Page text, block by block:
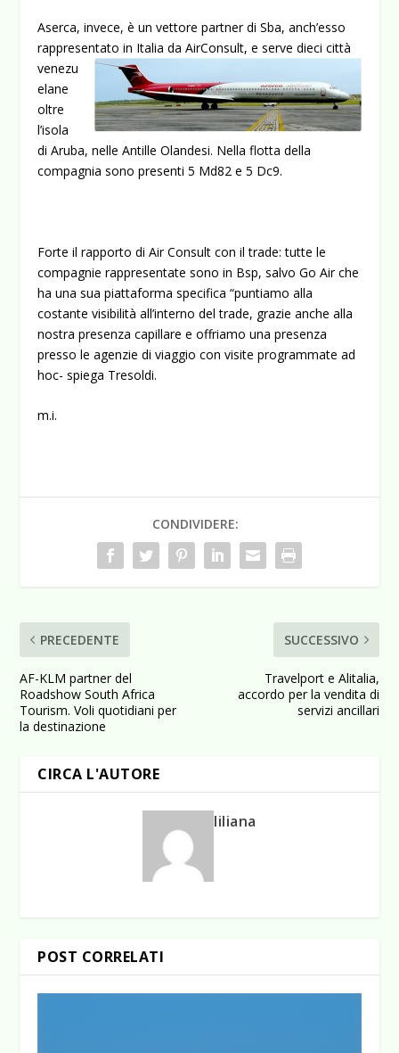
Aserca, invece, è un vettore partner di Sba, anch’esso
rappresentato in Italia da AirConsult, e serve dieci città
venezu
elane
oltre
l’isola
di Aruba, nelle Antille Olandesi. Nella flotta della
compagnia sono presenti 5 Md82 e 5 Dc9.
Forte il rapporto di Air Consult con il trade: tutte le
compagnie rappresentate sono in Bsp, salvo Go Air che
ha una sua piattaforma specifica “puntiamo alla
costante visibilità all’interno del trade, grazie anche alla
nostra presenza capillare e offriamo una presenza
presso le agenzie di viaggio con visite programmate ad
hoc- spiega Tresoldi.
m.i.
CONDIVIDERE:
PRECEDENTE
AF-KLM partner del
Roadshow South Africa
Tourism. Voli quotidiani per
la destinazione
SUCCESSIVO
Travelport e Alitalia,
accordo per la vendita di
servizi ancillari
CIRCA L'AUTORE
liliana
POST CORRELATI